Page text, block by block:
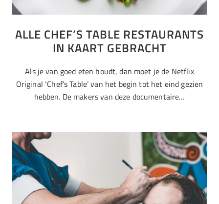
ALLE CHEF’S TABLE RESTAURANTS
IN KAART GEBRACHT
Als je van goed eten houdt, dan moet je de Netflix
Original ‘Chef’s Table’ van het begin tot het eind gezien
hebben. De makers van deze documentaire…